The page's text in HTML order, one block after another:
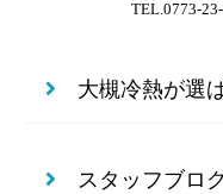
TEL.0773-
大槻冷熱が選
スタッフブロ